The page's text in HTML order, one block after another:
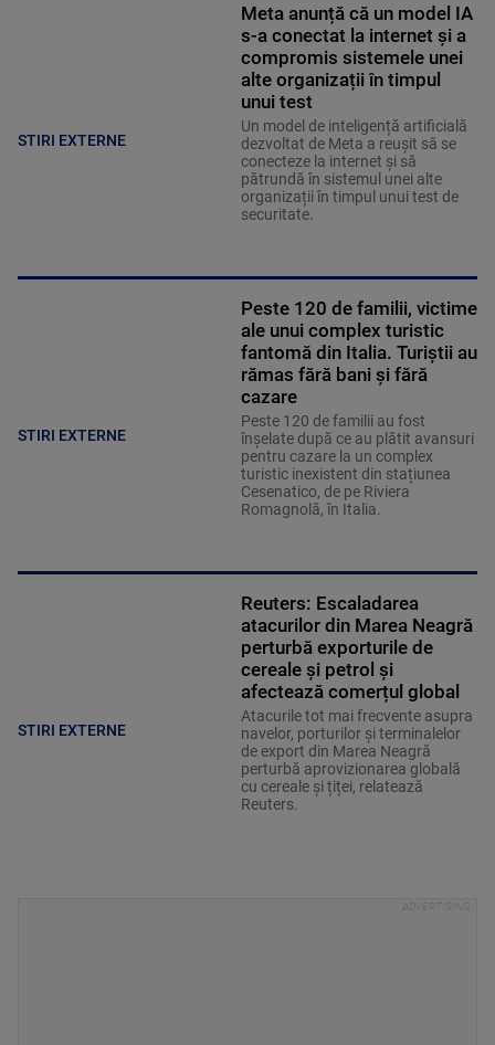
STIRI EXTERNE
Meta anunță că un model IA
s-a conectat la internet și a
compromis sistemele unei
alte organizații în timpul
unui test
Un model de inteligență artificială
dezvoltat de Meta a reușit să se
conecteze la internet și să
pătrundă în sistemul unei alte
organizații în timpul unui test de
securitate.
STIRI EXTERNE
Peste 120 de familii, victime
ale unui complex turistic
fantomă din Italia. Turiștii au
rămas fără bani și fără
cazare
Peste 120 de familii au fost
înșelate după ce au plătit avansuri
pentru cazare la un complex
turistic inexistent din stațiunea
Cesenatico, de pe Riviera
Romagnolă, în Italia.
STIRI EXTERNE
Reuters: Escaladarea
atacurilor din Marea Neagră
perturbă exporturile de
cereale și petrol și
afectează comerțul global
Atacurile tot mai frecvente asupra
navelor, porturilor și terminalelor
de export din Marea Neagră
perturbă aprovizionarea globală
cu cereale și țiței, relatează
Reuters.